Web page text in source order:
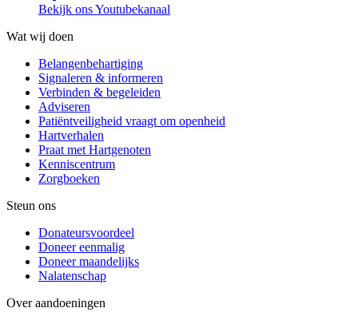
Bekijk ons Youtubekanaal
Wat wij doen
Belangenbehartiging
Signaleren & informeren
Verbinden & begeleiden
Adviseren
Patiëntveiligheid vraagt om openheid
Hartverhalen
Praat met Hartgenoten
Kenniscentrum
Zorgboeken
Steun ons
Donateursvoordeel
Doneer eenmalig
Doneer maandelijks
Nalatenschap
Over aandoeningen